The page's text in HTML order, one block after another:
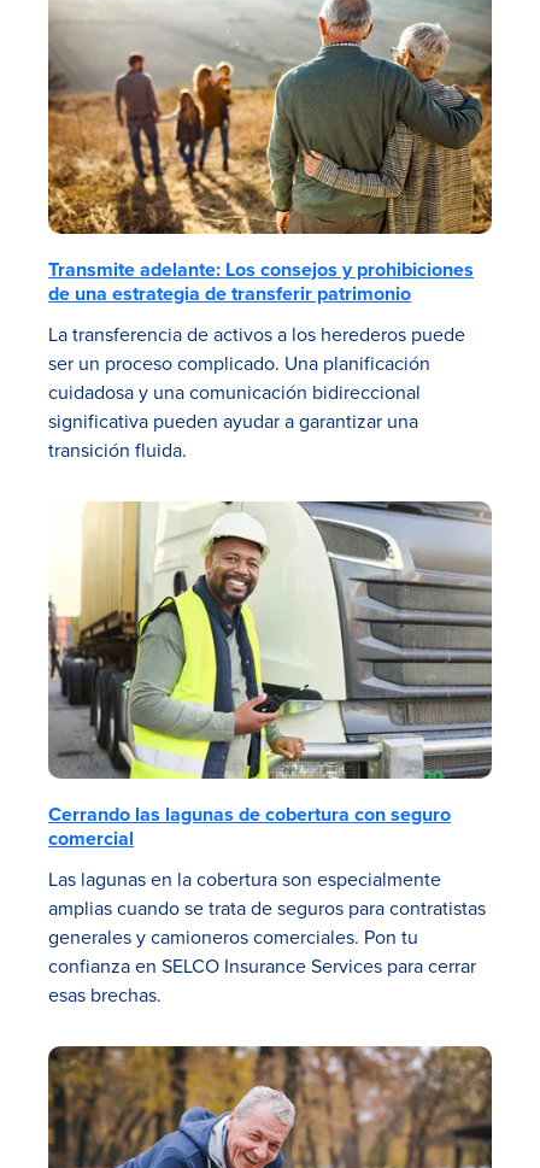
Transmite adelante: Los consejos y prohibiciones
de una estrategia de transferir patrimonio
La transferencia de activos a los herederos puede
ser un proceso complicado. Una planificación
cuidadosa y una comunicación bidireccional
significativa pueden ayudar a garantizar una
transición fluida.
Cerrando las lagunas de cobertura con seguro
comercial
Las lagunas en la cobertura son especialmente
amplias cuando se trata de seguros para contratistas
generales y camioneros comerciales. Pon tu
confianza en SELCO Insurance Services para cerrar
esas brechas.